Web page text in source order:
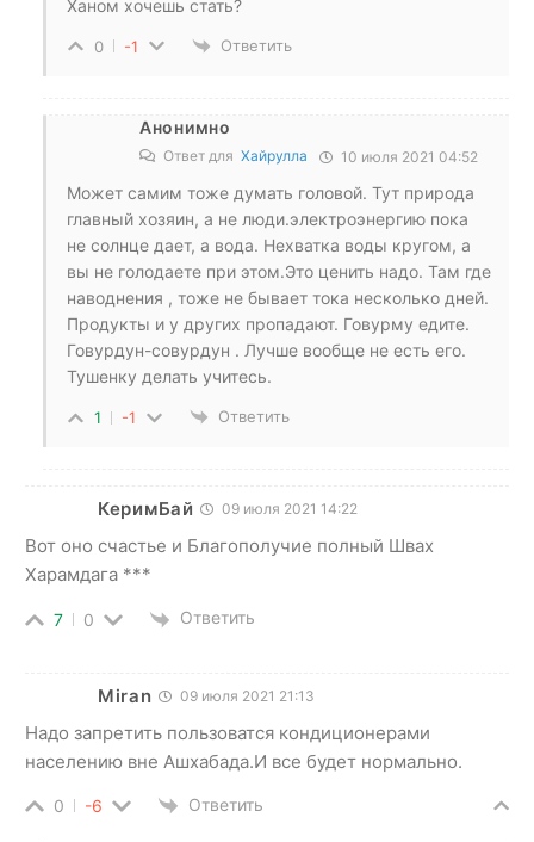
Ханом хочешь стать?
0 -1 Ответить
Анонимно
Ответ для Хайрулла 10 июля 2021 04:52
Может самим тоже думать головой. Тут природа
главный хозяин, а не люди.электроэнергию пока
не солнце дает, а вода. Нехватка воды кругом, а
вы не голодаете при этом.Это ценить надо. Там где
наводнения , тоже не бывает тока несколько дней.
Продукты и у других пропадают. Говурму едите.
Говурдун-совурдун . Лучше вообще не есть его.
Тушенку делать учитесь.
1 -1 Ответить
КеримБай 09 июля 2021 14:22
Вот оно счастье и Благополучие полный Швах
Харамдага ***
7 0 Ответить
Miran 09 июля 2021 21:13
Надо запретить пользоватся кондиционерами
населению вне Ашхабада.И все будет нормально.
0 -6 Ответить